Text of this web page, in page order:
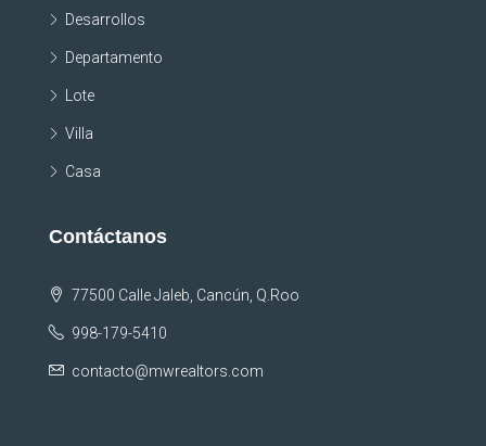
Desarrollos
Departamento
Lote
Villa
Casa
Contáctanos
77500 Calle Jaleb, Cancún, Q.Roo
998-179-5410
contacto@mwrealtors.com